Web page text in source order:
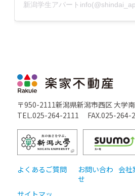
新潟学生アパート
〒950-2111新潟県新潟市西区 大学
TEL.025-264-2111
FAX.025-264-
よくあるご質問
お問い合わ
せ
会社